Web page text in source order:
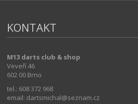
KONTAKT
M13 darts club & shop
Veveří 46
602 00 Brno
tel.: 608 372 968
email: dartsmichal@seznam.cz